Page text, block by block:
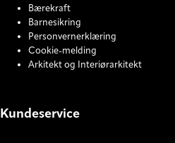
Bærekraft
Barnesikring
Personvernerklæring
Cookie-melding
Arkitekt og Interiørarkitekt
Kundeservice